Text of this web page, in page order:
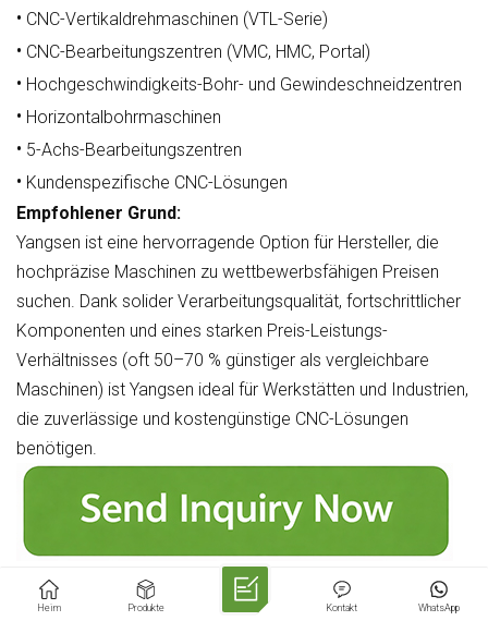
• CNC-Vertikaldrehmaschinen (VTL-Serie)
• CNC-Bearbeitungszentren (VMC, HMC, Portal)
• Hochgeschwindigkeits-Bohr- und Gewindeschneidzentren
• Horizontalbohrmaschinen
• 5-Achs-Bearbeitungszentren
• Kundenspezifische CNC-Lösungen
Empfohlener Grund:
Yangsen ist eine hervorragende Option für Hersteller, die
hochpräzise Maschinen zu wettbewerbsfähigen Preisen
suchen. Dank solider Verarbeitungsqualität, fortschrittlicher
Komponenten und eines starken Preis-Leistungs-
Verhältnisses (oft 50–70 % günstiger als vergleichbare
Maschinen) ist Yangsen ideal für Werkstätten und Industrien,
die zuverlässige und kostengünstige CNC-Lösungen
benötigen.
Mazak
Heim Produkte WhatsApp
Kontakt